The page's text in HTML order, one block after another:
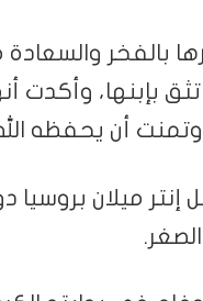
بالفخر والسعادة
تثق بإبنها، وأكدت
أن يحفظه
ميلان بروسيا